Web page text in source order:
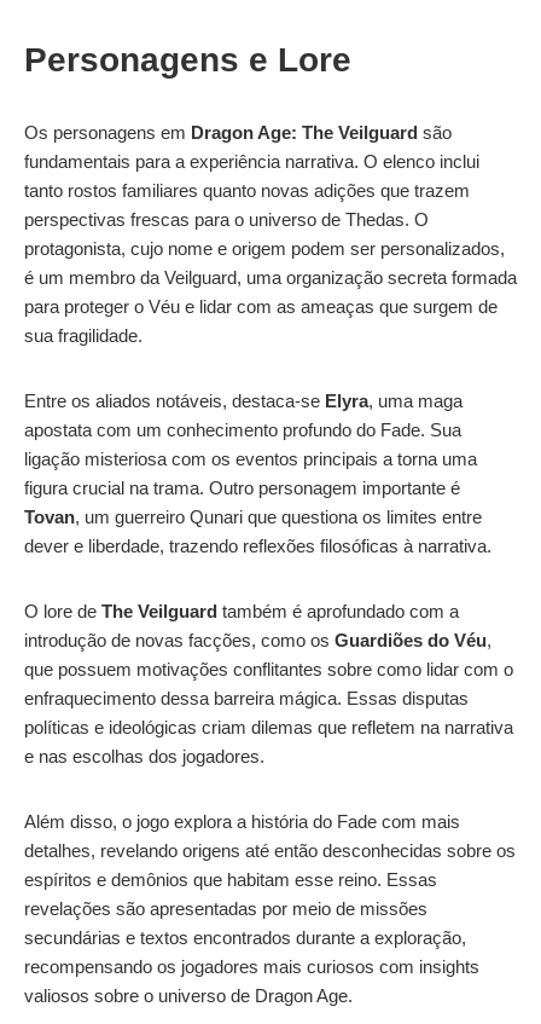
Personagens e Lore
Os personagens em Dragon Age: The Veilguard são
fundamentais para a experiência narrativa. O elenco inclui
tanto rostos familiares quanto novas adições que trazem
perspectivas frescas para o universo de Thedas. O
protagonista, cujo nome e origem podem ser personalizados,
é um membro da Veilguard, uma organização secreta formada
para proteger o Véu e lidar com as ameaças que surgem de
sua fragilidade.
Entre os aliados notáveis, destaca-se Elyra, uma maga
apostata com um conhecimento profundo do Fade. Sua
ligação misteriosa com os eventos principais a torna uma
figura crucial na trama. Outro personagem importante é
Tovan, um guerreiro Qunari que questiona os limites entre
dever e liberdade, trazendo reflexões filosóficas à narrativa.
O lore de The Veilguard também é aprofundado com a
introdução de novas facções, como os Guardiões do Véu,
que possuem motivações conflitantes sobre como lidar com o
enfraquecimento dessa barreira mágica. Essas disputas
políticas e ideológicas criam dilemas que refletem na narrativa
e nas escolhas dos jogadores.
Além disso, o jogo explora a história do Fade com mais
detalhes, revelando origens até então desconhecidas sobre os
espíritos e demônios que habitam esse reino. Essas
revelações são apresentadas por meio de missões
secundárias e textos encontrados durante a exploração,
recompensando os jogadores mais curiosos com insights
valiosos sobre o universo de Dragon Age.